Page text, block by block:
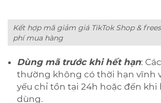
Kết hợp mã giảm giá TikTok Shop &
phí mua hàng
Dùng mã trước khi hết hạn:
thường không có thời hạn vĩnh
yếu chỉ tồn tại 24h hoặc đến khi
dùng.